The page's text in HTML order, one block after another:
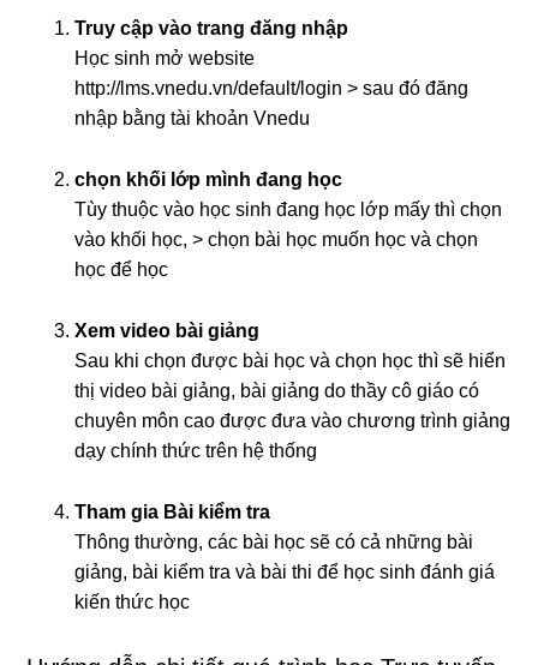
Truy cập vào trang đăng nhập
Học sinh mở website
http://lms.vnedu.vn/default/login > sau đó đăng
nhập bằng tài khoản Vnedu
chọn khối lớp mình đang học
Tùy thuộc vào học sinh đang học lớp mấy thì chọn
vào khối học, > chọn bài học muốn học và chọn
học để học
Xem video bài giảng
Sau khi chọn được bài học và chọn học thì sẽ hiển
thị video bài giảng, bài giảng do thầy cô giáo có
chuyên môn cao được đưa vào chương trình giảng
dạy chính thức trên hệ thống
Tham gia Bài kiểm tra
Thông thường, các bài học sẽ có cả những bài
giảng, bài kiểm tra và bài thi để học sinh đánh giá
kiến thức học